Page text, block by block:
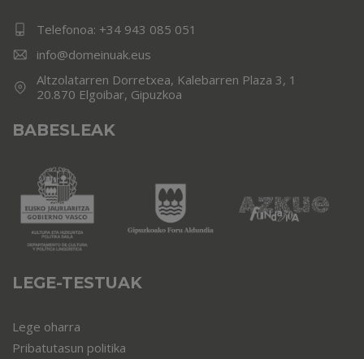
Telefonoa: +34 943 085 051
info@domeinuak.eus
Altzolatarren Dorretxea, Kalebarren Plaza 3, 1
20.870 Elgoibar, Gipuzkoa
BABESLEAK
LEGE-TESTUAK
Lege oharra
Pribatutasun politika